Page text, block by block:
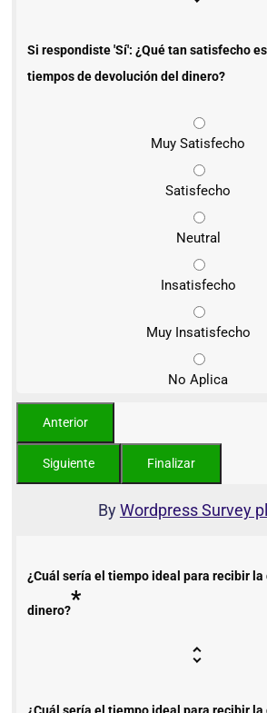
Si respondiste 'Sí': ¿Qué tan satisfecho
tiempos de devolución del dinero?
Muy Satisfecho
Satisfecho
Neutral
Insatisfecho
Muy Insatisfecho
No Aplica
ByWordpress Survey
¿Cuál sería el tiempo ideal para recibir la
dinero?*
¿Cuál sería el tiempo ideal para recibir la